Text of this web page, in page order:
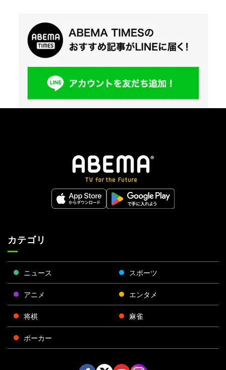
カテゴリ
ニュース スポーツ
アニメ エンタメ
将棋 麻雀
ポーカー